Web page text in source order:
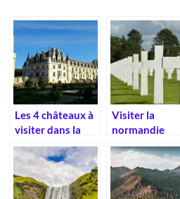
Les 4 châteaux à
visiter dans la
vallée de la Loire
Visiter la
normandie